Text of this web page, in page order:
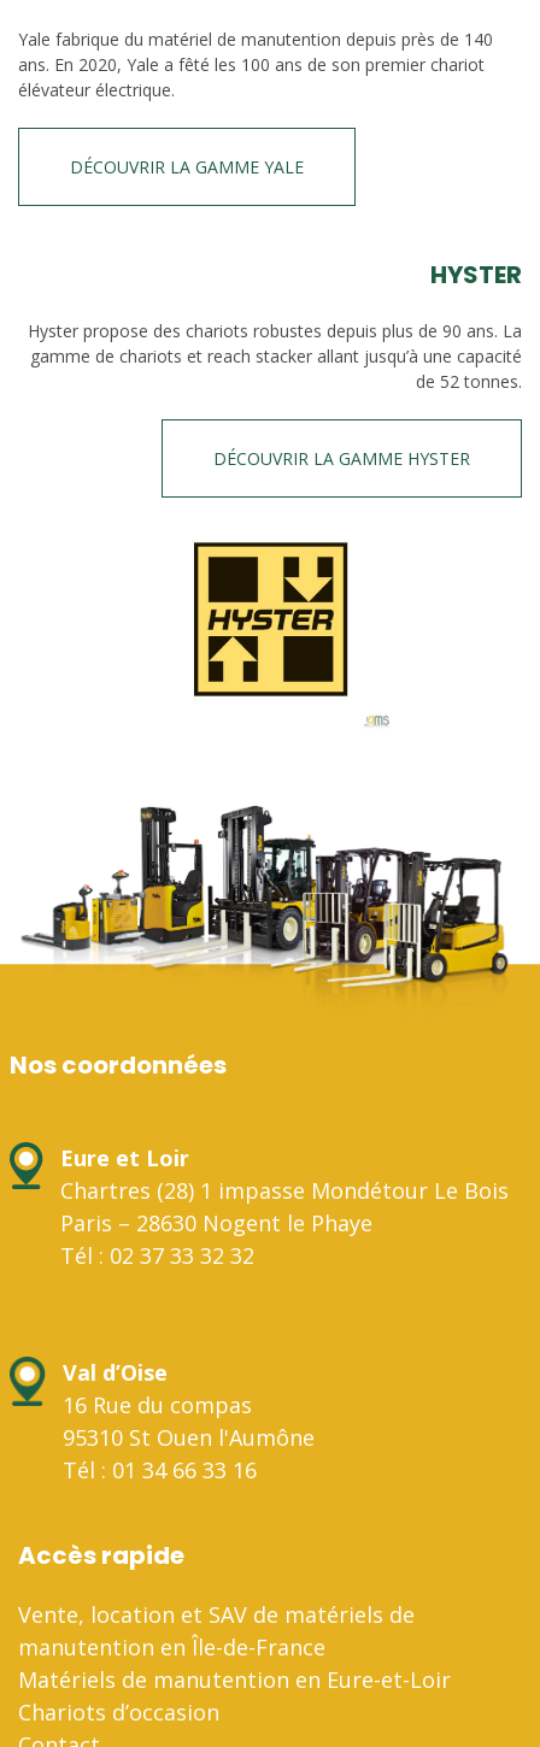
Yale fabrique du matériel de manutention depuis près de 140
ans. En 2020, Yale a fêté les 100 ans de son premier chariot
élévateur électrique.
DÉCOUVRIR LA GAMME YALE
HYSTER
Hyster propose des chariots robustes depuis plus de 90 ans. La
gamme de chariots et reach stacker allant jusqu’à une capacité
de 52 tonnes.
DÉCOUVRIR LA GAMME HYSTER
Nos coordonnées
Eure et Loir
Chartres (28) 1 impasse Mondétour Le Bois
Paris – 28630 Nogent le Phaye
Tél : 02 37 33 32 32
Val d’Oise
16 Rue du compas
95310 St Ouen l'Aumône
Tél : 01 34 66 33 16
Accès rapide
Vente, location et SAV de matériels de
manutention en Île-de-France
Matériels de manutention en Eure-et-Loir
Chariots d’occasion